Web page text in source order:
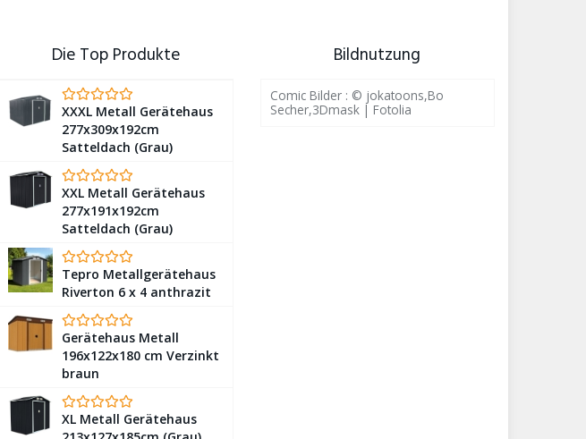
Die Top Produkte
XXXL Metall Gerätehaus
277x309x192cm
Satteldach (Grau)
XXL Metall Gerätehaus
277x191x192cm
Satteldach (Grau)
Tepro Metallgerätehaus
Riverton 6 x 4 anthrazit
Gerätehaus Metall
196x122x180 cm Verzinkt
braun
XL Metall Gerätehaus
Bildnutzung
Comic Bilder : © jokatoons,Bo
Secher,3Dmask | Fotolia